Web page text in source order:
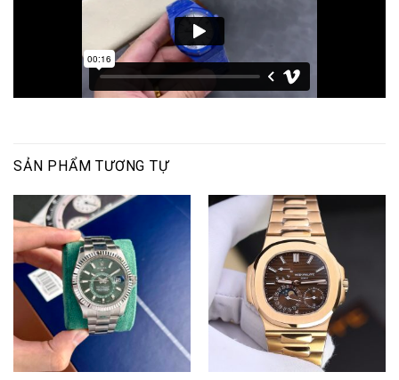
SẢN PHẨM TƯƠNG TỰ